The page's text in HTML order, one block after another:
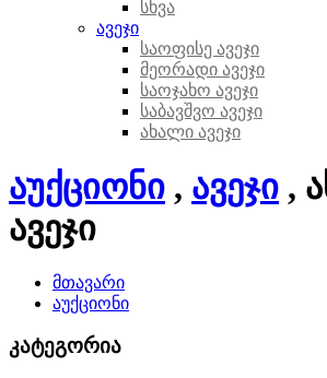
სხვა
ავეჯი
საოფისე ავეჯი
მეორადი ავეჯი
საოჯახო ავეჯი
საბავშვო ავეჯი
ახალი ავეჯი
აუქციონი , ავეჯი ,
ავეჯი
მთავარი
აუქციონი
კატეგორია